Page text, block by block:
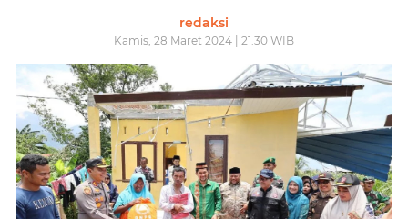
redaksi
Kamis, 28 Maret 2024 | 21.30 WIB